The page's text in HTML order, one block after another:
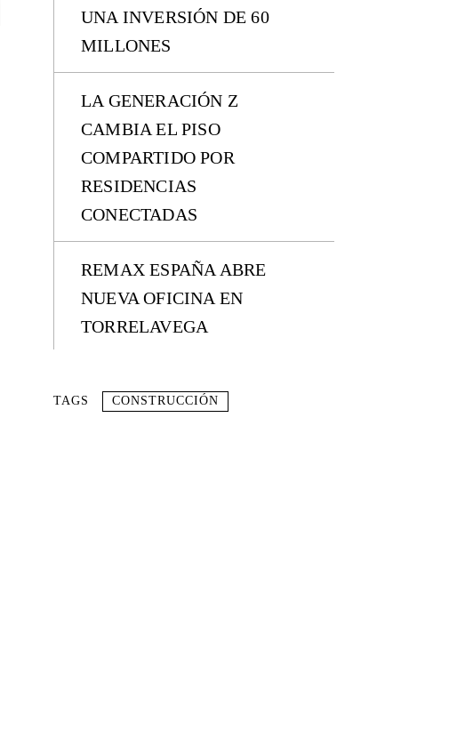
UNA INVERSIÓN DE 60
MILLONES
LA GENERACIÓN Z
CAMBIA EL PISO
COMPARTIDO POR
RESIDENCIAS
CONECTADAS
REMAX ESPAÑA ABRE
NUEVA OFICINA EN
TORRELAVEGA
TAGS CONSTRUCCIÓN